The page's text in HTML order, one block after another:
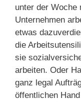
unter der Woche
Unternehmen
etwas
die
sie
arbeiten. Oder
ganz legal
öffentlichen